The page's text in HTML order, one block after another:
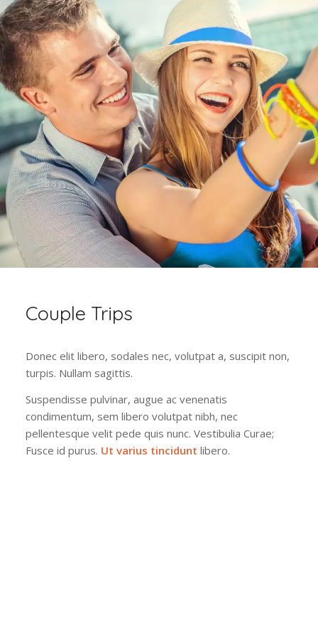
Couple Trips
Donec elit libero, sodales nec, volutpat a, suscipit non,
turpis. Nullam sagittis.
Suspendisse pulvinar, augue ac venenatis
condimentum, sem libero volutpat nibh, nec
pellentesque velit pede quis nunc. Vestibulia Curae;
Fusce id purus. Ut varius tincidunt libero.